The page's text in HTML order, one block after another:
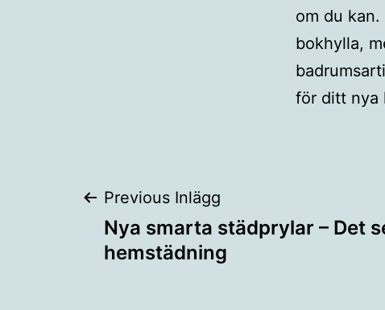
om du
bokhylla,
för ditt nya
Inläggsnavigering
Previous Inlägg
Nya smarta städprylar – Det
hemstädning